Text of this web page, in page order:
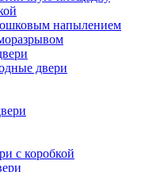
напылением
двери
с коробкой